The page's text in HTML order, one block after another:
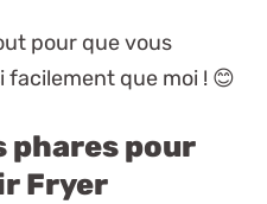
pour que vous
facilement que moi ! 😊
phares pour
Fryer